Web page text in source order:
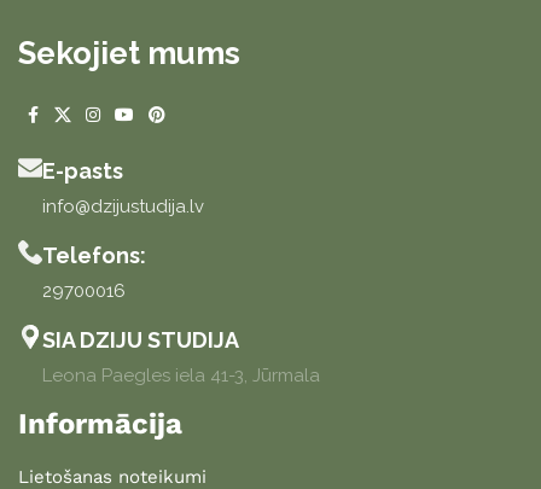
Sekojiet mums
E-pasts
info@dzijustudija.lv
Telefons:
29700016
SIA DZIJU STUDIJA
Leona Paegles iela 41-3, Jūrmala
Informācija
Lietošanas noteikumi